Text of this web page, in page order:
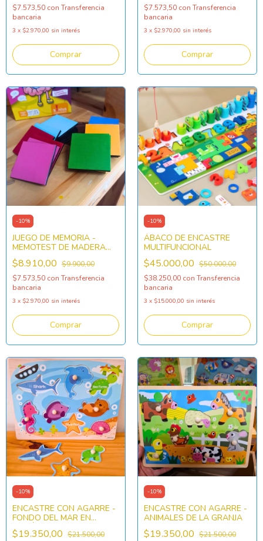
$7.573,50 con Transferencia
bancaria
3 x $2.970,00 sin interés
$7.573,50 con Transferencia
bancaria
3 x $2.970,00 sin interés
-10%
JUEGO DE MEMORIA -
MEMOTEST DE MADERA
COLORES x20 piezas
$8.910,00 $9.900,00
$7.573,50 con Transferencia
bancaria
3 x $2.970,00 sin interés
-10%
ÁBACO DE ENCASTRE
MULTIFUNCIONAL
$45.000,00 $50.000,00
$38.250,00 con Transferencia
bancaria
3 x $15.000,00 sin interés
-10%
ENCASTRE CON AGARRE -
FONDO DEL MAR EN
INGLÉS
$19.350,00 $21.500,00
-10%
ENCASTRE CON AGARRE -
ANIMALES DE LA GRANJA
$19.350,00 $21.500,00